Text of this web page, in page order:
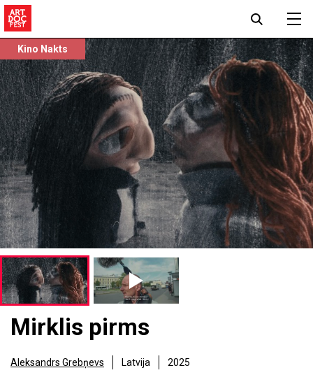
Kino Nakts
Mirklis pirms
Aleksandrs Grebņevs Latvija 2025